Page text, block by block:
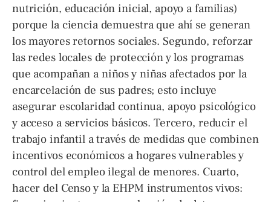
nutrición, educación inicial, apoyo a familias)
porque la ciencia demuestra que ahí se generan
los mayores retornos sociales. Segundo, reforzar
las redes locales de protección y los programas
que acompañan a niños y niñas afectados por la
encarcelación de sus padres; esto incluye
asegurar escolaridad continua, apoyo psicológico
y acceso a servicios básicos. Tercero, reducir el
trabajo infantil a través de medidas que combinen
incentivos económicos a hogares vulnerables y
control del empleo ilegal de menores. Cuarto,
hacer del Censo y la EHPM instrumentos vivos: